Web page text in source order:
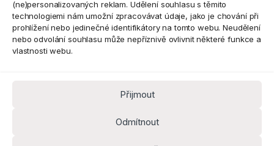
(ne)personalizovaných reklam. Udělení souhlasu s těmito
technologiemi nám umožní zpracovávat údaje, jako je chování při
prohlížení nebo jedinečné identifikátory na tomto webu. Neudělení
nebo odvolání souhlasu může nepříznivě ovlivnit některé funkce a
vlastnosti webu.
Přijmout
Odmítnout
Máte dotaz? Kontaktujte nás
k.cz